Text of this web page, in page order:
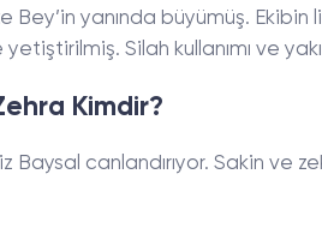
Bey’in yanında büyümüş.
yetiştirilmiş. Silah kullanımı ve
Kimdir?
Baysal canlandırıyor. Sakin ve